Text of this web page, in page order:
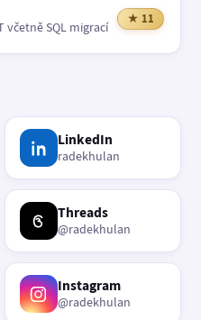
včetně SQL migrací
★ 11
LinkedIn
radekhulan
Threads
@radekhulan
Instagram
@radekhulan